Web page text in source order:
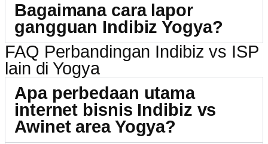
Bagaimana cara lapor
gangguan Indibiz Yogya?
FAQ Perbandingan Indibiz vs ISP
lain di Yogya
Apa perbedaan utama
internet bisnis Indibiz vs
Awinet area Yogya?